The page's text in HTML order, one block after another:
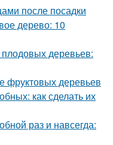
после посадки
дерево: 10
деревьев:
фруктовых деревьев
как сделать их
раз и навсегда: